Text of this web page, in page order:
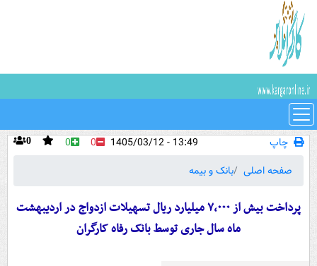
چاپ 0 0 0
13:49 - 1405/03/12
صفحه اصلی
بانک و بیمه
پرداخت بیش از ۷,۰۰۰ میلیارد ریال تسهیلات ازدواج در اردیبهشت
ماه سال جاری توسط بانک رفاه کارگران